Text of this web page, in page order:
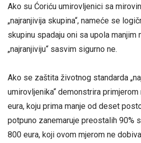
Ako su Ćoriću umirovljenici sa
„najranjivija skupina“, nameće se
skupinu spadaju oni sa upola manjim
„najranjiviju“ sasvim sigurno ne.
Ako se zaštita životnog standarda
umirovljenika“ demonstrira
eura, koju prima manje od deset
potpuno zanemaruje preostalih 90%
800 eura, koji ovom mjerom ne